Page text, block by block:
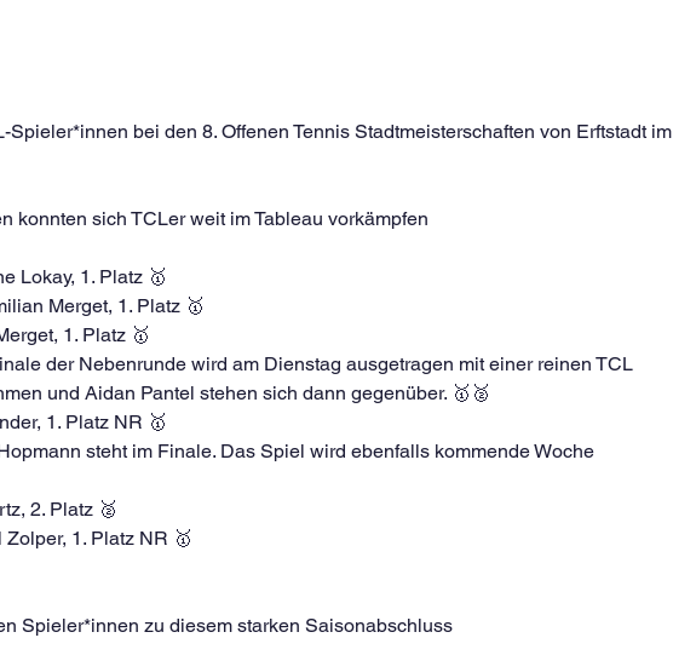
Spieler*innen bei den 8. Offenen Tennis Stadtmeisterschaften von Erftstadt im
konnten sich TCLer weit im Tableau vorkämpfen
Lokay, 1. Platz 🥇
Merget, 1. Platz 🥇
1. Platz 🥇
der Nebenrunde wird am Dienstag ausgetragen mit einer reinen TCL
und Aidan Pantel stehen sich dann gegenüber. 🥇🥈
1. Platz NR 🥇
steht im Finale. Das Spiel wird ebenfalls kommende Woche
2. Platz 🥈
1. Platz NR 🥇
Spieler*innen zu diesem starken Saisonabschluss